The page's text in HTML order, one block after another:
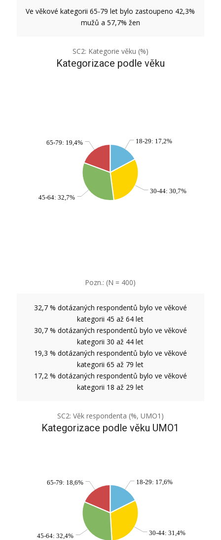
Ve věkové kategorii 65-79 let bylo zastoupeno 42,3%
mužů a 57,7% žen
SC2: Kategorie věku (%)
Kategorizace podle věku
18-29: 17,2%
30-44: 30,7%
45-64: 32,7%
65-79: 19,4%
Pozn.: (N = 400)
32,7 % dotázaných respondentů bylo ve věkové
kategorii 45 až 64 let
30,7 % dotázaných respondentů bylo ve věkové
kategorii 30 až 44 let
19,3 % dotázaných respondentů bylo ve věkové
kategorii 65 až 79 let
17,2 % dotázaných respondentů bylo ve věkové
kategorii 18 až 29 let
SC2: Věk respondenta (%, UMO1)
Kategorizace podle věku UMO1
18-29: 17,6%
30-44: 31,4%
45-64: 32,4%
65-79: 18,6%